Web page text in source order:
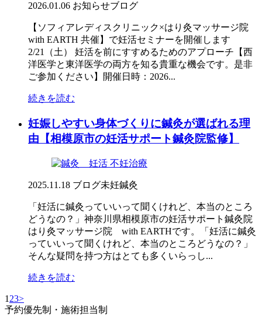
2026.01.06 お知らせブログ
【ソフィアレディスクリニック×はり灸マッサージ院
with EARTH 共催】で妊活セミナーを開催します
2/21（土） 妊活を前にすすめるためのアプローチ【西
洋医学と東洋医学の両方を知る貴重な機会です。是非
ご参加ください】開催日時：2026...
続きを読む
妊娠しやすい身体づくりに鍼灸が選ばれる理
由【相模原市の妊活サポート鍼灸院監修】
2025.11.18 ブログ未妊鍼灸
「妊活に鍼灸っていいって聞くけれど、本当のところ
どうなの？」神奈川県相模原市の妊活サポート鍼灸院
はり灸マッサージ院 with EARTHです。「妊活に鍼灸
っていいって聞くけれど、本当のところどうなの？」
そんな疑問を持つ方はとても多くいらっし...
続きを読む
1 23>
予約優先制・施術担当制